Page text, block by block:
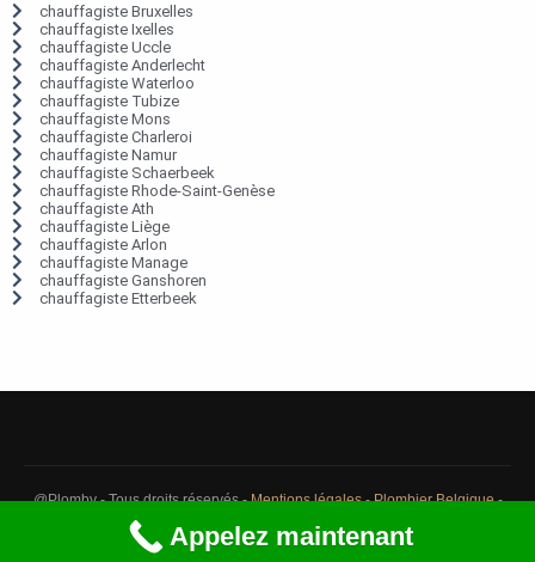
chauffagiste Bruxelles
chauffagiste Ixelles
chauffagiste Uccle
chauffagiste Anderlecht
chauffagiste Waterloo
chauffagiste Tubize
chauffagiste Mons
chauffagiste Charleroi
chauffagiste Namur
chauffagiste Schaerbeek
chauffagiste Rhode-Saint-Genèse
chauffagiste Ath
chauffagiste Liège
chauffagiste Arlon
chauffagiste Manage
chauffagiste Ganshoren
chauffagiste Etterbeek
@Plomby - Tous droits réservés -Mentions légales-Plombier Belgique-
Débouchage Belgique
Appelez maintenant